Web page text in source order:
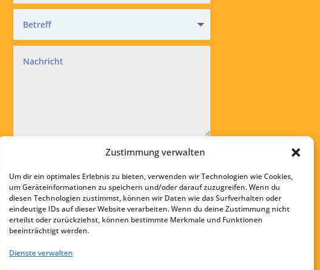
Zustimmung verwalten
Um dir ein optimales Erlebnis zu bieten, verwenden wir Technologien wie Cookies,
um Geräteinformationen zu speichern und/oder darauf zuzugreifen. Wenn du
diesen Technologien zustimmst, können wir Daten wie das Surfverhalten oder
eindeutige IDs auf dieser Website verarbeiten. Wenn du deine Zustimmung nicht
erteilst oder zurückziehst, können bestimmte Merkmale und Funktionen
beeinträchtigt werden.
Dienste verwalten
Datenschutz
Datenschutzvereinbarung
Absenden
Startseite
Kontakt
Impressum
Datenschutz